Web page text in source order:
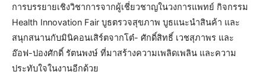
การบรรยายเชิงวิชาการจากผู้เชี่ยวชาญในวงการแพทย์ กิจกรรม
Health Innovation Fair บูธตรวจสุขภาพ บูธแนะนำสินค้า และ
สนุกสนานกับมินิคอนเสิร์ตจากโต๋- ศักดิ์สิทธิ์ เวชสุภาพร และ
อ๊อฟ-ปองศักดิ์ รัตนพงษ์ ที่มาสร้างความเพลิดเพลิน และความ
ประทับใจในงานอีกด้วย